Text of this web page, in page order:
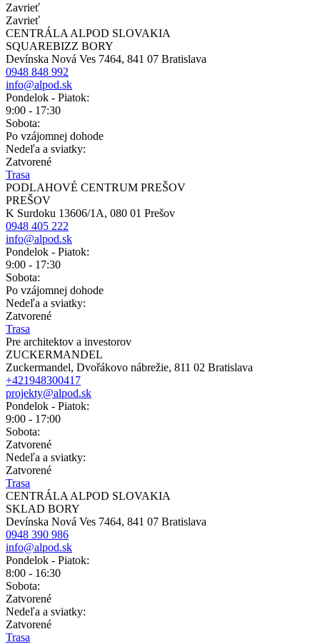
Zavrieť
Zavrieť
CENTRÁLA ALPOD SLOVAKIA
SQUAREBIZZ BORY
Devínska Nová Ves 7464, 841 07 Bratislava
0948 848 992
info@alpod.sk
Pondelok - Piatok:
9:00 - 17:30
Sobota:
Po vzájomnej dohode
Nedeľa a sviatky:
Zatvorené
Trasa
PODLAHOVÉ CENTRUM PREŠOV
PREŠOV
K Surdoku 13606/1A, 080 01 Prešov
0948 405 222
info@alpod.sk
Pondelok - Piatok:
9:00 - 17:30
Sobota:
Po vzájomnej dohode
Nedeľa a sviatky:
Zatvorené
Trasa
Pre architektov a investorov
ZUCKERMANDEL
Zuckermandel, Dvořákovo nábrežie, 811 02 Bratislava
+421948300417
projekty@alpod.sk
Pondelok - Piatok:
9:00 - 17:00
Sobota:
Zatvorené
Nedeľa a sviatky:
Zatvorené
Trasa
CENTRÁLA ALPOD SLOVAKIA
SKLAD BORY
Devínska Nová Ves 7464, 841 07 Bratislava
0948 390 986
info@alpod.sk
Pondelok - Piatok:
8:00 - 16:30
Sobota:
Zatvorené
Nedeľa a sviatky:
Zatvorené
Trasa